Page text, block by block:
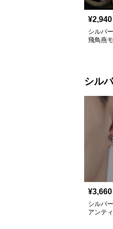
¥2,940
シルバ
飛鳥燕
シル
¥3,660
シルバ
アンテ